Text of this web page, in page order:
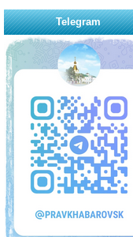
Telegram